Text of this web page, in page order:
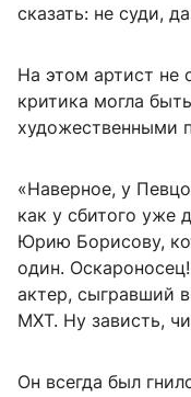
сказать: не суди,
На этом артист не
критика могла
художественными
«Наверное, у
как у сбитого уже
Юрию Борисову,
один.
актер, сыгравший в
МХТ. Ну зависть,
Он всегда был